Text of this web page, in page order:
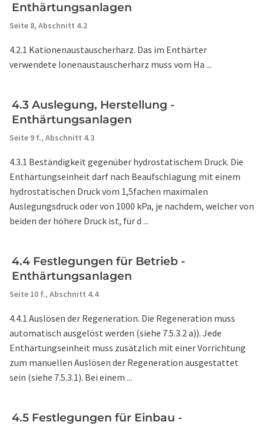
Enthärtungsanlagen
Seite 8, Abschnitt 4.2
4.2.1 Kationenaustauscherharz. Das im Enthärter
verwendete Ionenaustauscherharz muss vom Ha ...
4.3 Auslegung, Herstellung -
Enthärtungsanlagen
Seite 9 f., Abschnitt 4.3
4.3.1 Beständigkeit gegenüber hydrostatischem Druck. Die
Enthärtungseinheit darf nach Beaufschlagung mit einem
hydrostatischen Druck vom 1,5fachen maximalen
Auslegungsdruck oder von 1000 kPa, je nachdem, welcher von
beiden der höhere Druck ist, für d ...
4.4 Festlegungen für Betrieb -
Enthärtungsanlagen
Seite 10 f., Abschnitt 4.4
4.4.1 Auslösen der Regeneration. Die Regeneration muss
automatisch ausgelöst werden (siehe 7.5.3.2 a)). Jede
Enthärtungseinheit muss zusätzlich mit einer Vorrichtung
zum manuellen Auslösen der Regeneration ausgestattet
sein (siehe 7.5.3.1). Bei einem ...
4.5 Festlegungen für Einbau -